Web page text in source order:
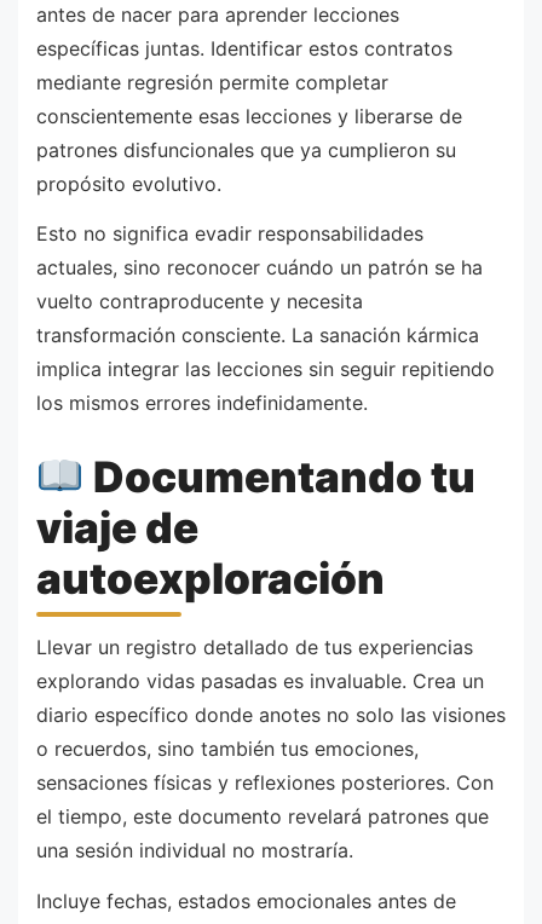
antes de nacer para aprender lecciones
específicas juntas. Identificar estos contratos
mediante regresión permite completar
conscientemente esas lecciones y liberarse de
patrones disfuncionales que ya cumplieron su
propósito evolutivo.
Esto no significa evadir responsabilidades
actuales, sino reconocer cuándo un patrón se ha
vuelto contraproducente y necesita
transformación consciente. La sanación kármica
implica integrar las lecciones sin seguir repitiendo
los mismos errores indefinidamente.
Documentando tu
viaje de
autoexploración
Llevar un registro detallado de tus experiencias
explorando vidas pasadas es invaluable. Crea un
diario específico donde anotes no solo las visiones
o recuerdos, sino también tus emociones,
sensaciones físicas y reflexiones posteriores. Con
el tiempo, este documento revelará patrones que
una sesión individual no mostraría.
Incluye fechas, estados emocionales antes de